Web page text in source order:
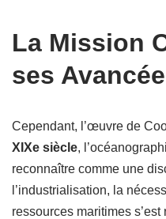
La Mission
ses
Cependant, l’œuvre de
XIXe siècle,
reconnaître comme une
l’industrialisation, la
ressources maritimes